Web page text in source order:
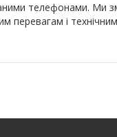
телефонами. Ми
перевагам і